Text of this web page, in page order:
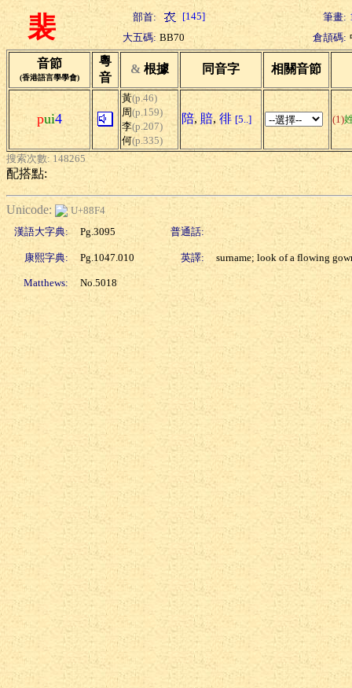
裴 部首: [145] 筆畫:
大五碼: BB70 倉頡碼:
音節
(香港語言學學會)
粵
音
& 根據 同音字 相關音節
pui4
黃(p.46)
周(p.159)
李(p.207)
何(p.335)
陪, 賠, 徘 [5..] (1)
搜索次數: 148265
配搭點:
Unicode:
U+88F4
漢語大字典:
Pg.3095 普通話:
康熙字典: Pg.1047.010 英譯: surname; look of a flowing
Matthews: No.5018